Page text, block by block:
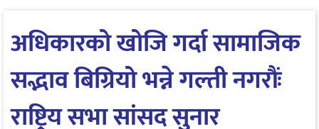
अधिकारको खोजि गर्दा सामाजिक
सद्भाव बिग्रियो भन्ने गल्ती नगरौंः
राष्ट्रिय सभा सांसद सुनार